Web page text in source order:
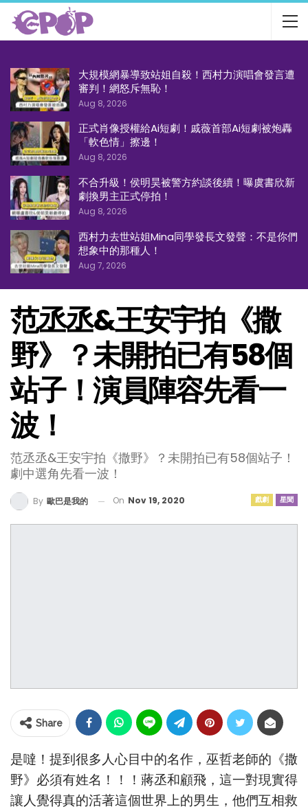
大規模網暴導致站姐自殺！西村力演唱會發言遭
審判！網怒斥無恥！
Aug 8, 2026
正式肖像授權給Ai短劇！戚薇首部Ai短劇被炮轟
「軟色情」擦邊！
Aug 8, 2026
不合升級！侯明昊被警方約談後續！曝虞書欣新
劇換男主正式停拍！
Aug 8, 2026
西村力去世站姐Mina同學發長文發聲：不是你們
想象中的那種人！
Aug 7, 2026
范丞丞&王安宇拍《撒
野》？未開拍已有58個
站子！演員陣容先看一
波！
范丞丞&王安宇拍《撒野》？未開拍已有58個站子！
劇中選角先看一波！
戲劇 星聞
By 歐巴是我的 On Nov 19, 2020
Share
是噠！提到很多人心目中的名作，巫哲老師的《撒
野》必須有姓名！！！蔣丞和顧飛，這一對現實得
讓人覺得真的活著這個世界上的男生，他們互相救